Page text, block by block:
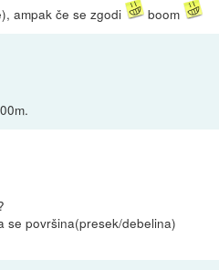
ampak če se zgodi
boom
se površina(presek/debelina)